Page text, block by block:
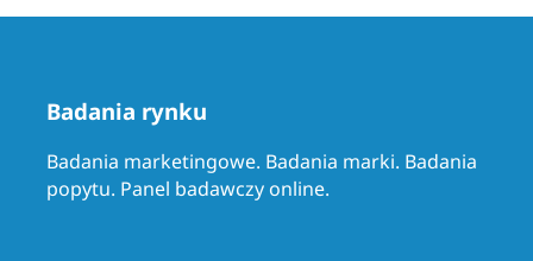
Badania rynku
Badania marketingowe. Badania marki. Badania
popytu. Panel badawczy online.